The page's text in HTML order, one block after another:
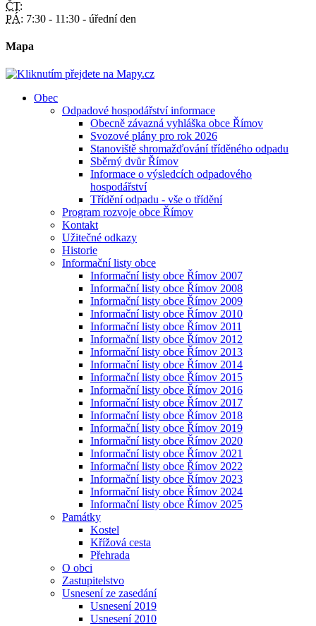
ČT:
PÁ: 7:30 - 11:30 - úřední den
Mapa
Obec
Odpadové hospodářství informace
Obecně závazná vyhláška obce Římov
Svozové plány pro rok 2026
Stanoviště shromažďování tříděného odpadu
Sběrný dvůr Římov
Informace o výsledcích odpadového
hospodářství
Třídění odpadu - vše o třídění
Program rozvoje obce Římov
Kontakt
Užitečné odkazy
Historie
Informační listy obce
Informační listy obce Římov 2007
Informační listy obce Římov 2008
Informační listy obce Římov 2009
Informační listy obce Římov 2010
Informační listy obce Římov 2011
Informační listy obce Římov 2012
Informační listy obce Římov 2013
Informační listy obce Římov 2014
Informační listy obce Římov 2015
Informační listy obce Římov 2016
Informační listy obce Římov 2017
Informační listy obce Římov 2018
Informační listy obce Římov 2019
Informační listy obce Římov 2020
Informační listy obce Římov 2021
Informační listy obce Římov 2022
Informační listy obce Římov 2023
Informační listy obce Římov 2024
Informační listy obce Římov 2025
Památky
Kostel
Křížová cesta
Přehrada
O obci
Zastupitelstvo
Usnesení ze zasedání
Usnesení 2019
Usnesení 2010